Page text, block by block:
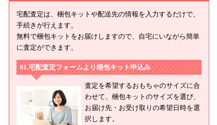
宅配査定は、梱包キットや配送先の情報を入力するだけで、
手続きが行えます。
無料で梱包キットをお届けしますので、自宅にいながら簡単
に査定ができます。
宅配査定フォームより梱包キット申込み
査定を希望するおもちゃのサイズに合
わせて、梱包キットのサイズを選び、
お届け先・お受け取りの希望日時を選
択します。